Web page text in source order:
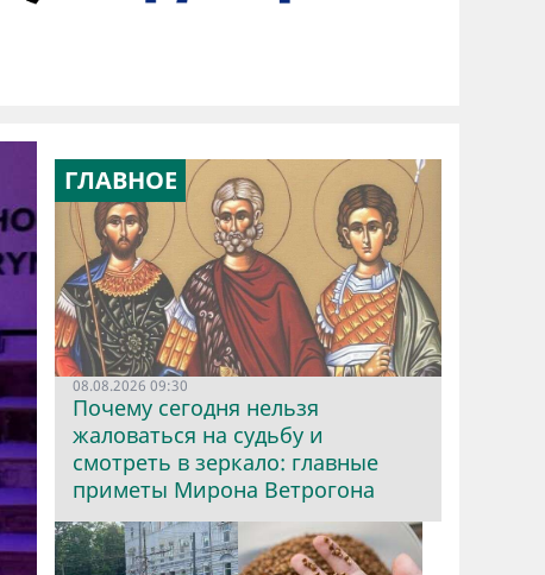
ГЛАВНОЕ
08.08.2026 09:30
Почему сегодня нельзя
жаловаться на судьбу и
смотреть в зеркало: главные
приметы Мирона Ветрогона